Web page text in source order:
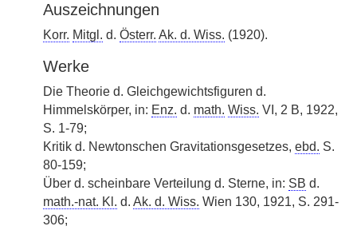
Auszeichnungen
Korr. Mitgl. d. Österr. Ak. d. Wiss. (1920).
Werke
Die Theorie d. Gleichgewichtsfiguren d.
Himmelskörper, in: Enz. d. math. Wiss. VI, 2 B, 1922,
S. 1-79;
Kritik d. Newtonschen Gravitationsgesetzes, ebd. S.
80-159;
Über d. scheinbare Verteilung d. Sterne, in: SB d.
math.-nat. Kl. d. Ak. d. Wiss. Wien 130, 1921, S. 291-
306;